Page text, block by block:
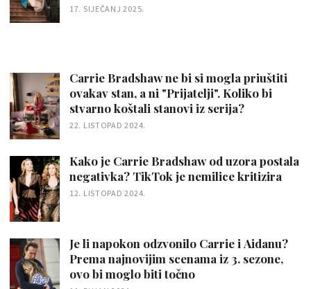
17. SIJEČANJ 2025.
Carrie Bradshaw ne bi si mogla priuštiti
ovakav stan, a ni "Prijatelji". Koliko bi
stvarno koštali stanovi iz serija?
22. LISTOPAD 2024.
Kako je Carrie Bradshaw od uzora postala
negativka? TikTok je nemilice kritizira
12. LISTOPAD 2024.
Je li napokon odzvonilo Carrie i Aidanu?
Prema najnovijim scenama iz 3. sezone,
ovo bi moglo biti točno